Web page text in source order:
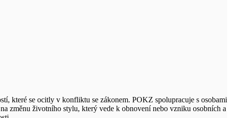
které se ocitly v konfliktu se zákonem. POKZ spolupracuje s osobami
změnu životního stylu, který vede k obnovení nebo vzniku osobních a